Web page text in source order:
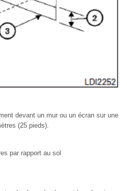
devant un mur ou un écran sur une
(25 pieds).
par rapport au sol